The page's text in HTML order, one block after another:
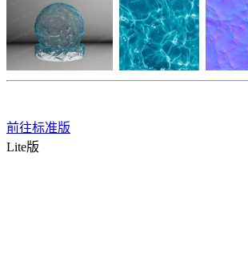
前往标准版
Lite版